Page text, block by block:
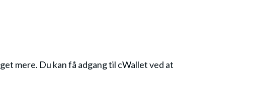
mere. Du kan få adgang til cWallet ved at